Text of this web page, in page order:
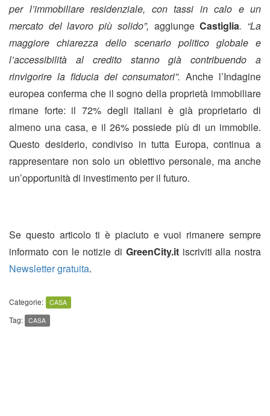
per l’immobiliare residenziale, con tassi in calo e un
mercato del lavoro più solido”, aggiungeCastiglia. “La
maggiore chiarezza dello scenario politico globale e
l’accessibilità al credito stanno già contribuendo a
rinvigorire la fiducia dei consumatori”.Anche l’Indagine
europea conferma che il sogno della proprietà immobiliare
rimane forte: il 72% degli italiani è già proprietario di
almeno una casa, e il 26% possiede più di un immobile.
Questo desiderio, condiviso in tutta Europa, continua a
rappresentare non solo un obiettivo personale, ma anche
un’opportunità di investimento per il futuro.
Se questo articolo ti è piaciuto e vuoi rimanere sempre
informato con le notizie di GreenCity.itiscriviti alla nostra
Newsletter gratuita.
Categorie: CASA
Tag: CASA